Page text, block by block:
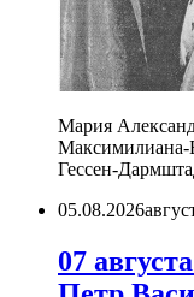
Мария
Максимилиана-
Гессен-
05.08.2026
07